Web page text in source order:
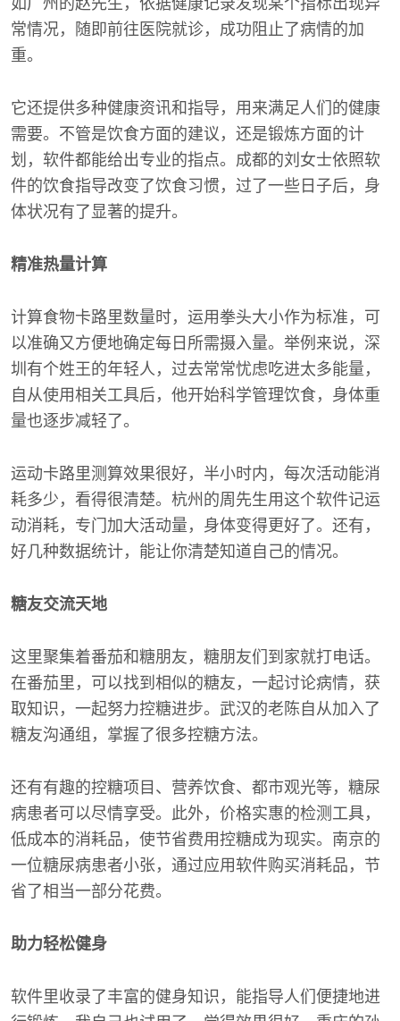
如广州的赵先生，依据健康记录发现某个指标出现异
常情况，随即前往医院就诊，成功阻止了病情的加
重。
它还提供多种健康资讯和指导，用来满足人们的健康
需要。不管是饮食方面的建议，还是锻炼方面的计
划，软件都能给出专业的指点。成都的刘女士依照软
件的饮食指导改变了饮食习惯，过了一些日子后，身
体状况有了显著的提升。
精准热量计算
计算食物卡路里数量时，运用拳头大小作为标准，可
以准确又方便地确定每日所需摄入量。举例来说，深
圳有个姓王的年轻人，过去常常忧虑吃进太多能量，
自从使用相关工具后，他开始科学管理饮食，身体重
量也逐步减轻了。
运动卡路里测算效果很好，半小时内，每次活动能消
耗多少，看得很清楚。杭州的周先生用这个软件记运
动消耗，专门加大活动量，身体变得更好了。还有，
好几种数据统计，能让你清楚知道自己的情况。
糖友交流天地
这里聚集着番茄和糖朋友，糖朋友们到家就打电话。
在番茄里，可以找到相似的糖友，一起讨论病情，获
取知识，一起努力控糖进步。武汉的老陈自从加入了
糖友沟通组，掌握了很多控糖方法。
还有有趣的控糖项目、营养饮食、都市观光等，糖尿
病患者可以尽情享受。此外，价格实惠的检测工具，
低成本的消耗品，使节省费用控糖成为现实。南京的
一位糖尿病患者小张，通过应用软件购买消耗品，节
省了相当一部分花费。
助力轻松健身
软件里收录了丰富的健身知识，能指导人们便捷地进